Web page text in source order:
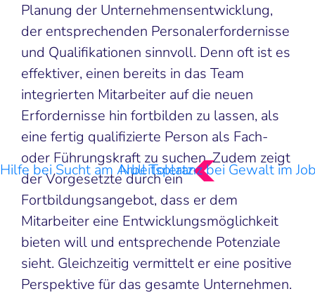
Planung der Unternehmensentwicklung,
der entsprechenden Personalerfordernisse
und Qualifikationen sinnvoll. Denn oft ist es
effektiver, einen bereits in das Team
integrierten Mitarbeiter auf die neuen
Erfordernisse hin fortbilden zu lassen, als
eine fertig qualifizierte Person als Fach-
oder Führungskraft zu suchen. Zudem zeigt
der Vorgesetzte durch ein
Fortbildungsangebot, dass er dem
Mitarbeiter eine Entwicklungsmöglichkeit
bieten will und entsprechende Potenziale
sieht. Gleichzeitig vermittelt er eine positive
Perspektive für das gesamte Unternehmen.
Hilfe bei Sucht am ArbeitsplatzNull Toleranz bei Gewalt im